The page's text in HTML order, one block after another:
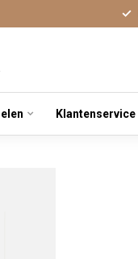
Klantenservice